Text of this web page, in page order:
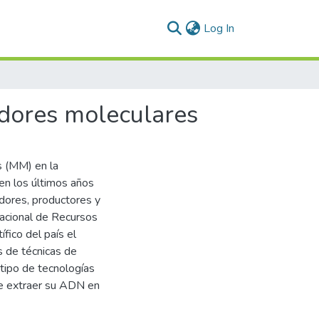
Log In
moleculares
(MM) en la
los últimos años
productores y
de Recursos
del país el
de técnicas de
de tecnologías
extraer su ADN en